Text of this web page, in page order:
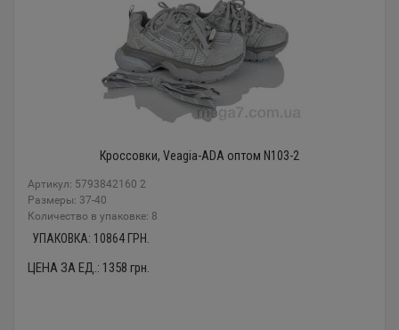
Кроссовки, Veagia-ADA оптом N103-2
Артикул: 5793842160 2
Размеры: 37-40
Количество в упаковке: 8
УПАКОВКА: 10864 ГРН.
ЦЕНА ЗА ЕД.: 1358 грн.